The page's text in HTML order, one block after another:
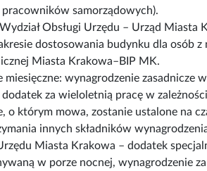
samorządowych).
Obsługi Urzędu – Urząd
dostosowania budynku dla osób
Miasta Krakowa–BIP MK.
miesięczne: wynagrodzenie zasadnicze
za wieloletnią pracę w
o którym mowa, zostanie ustalone na
innych składników
Miasta Krakowa – dodatek
w porze nocnej, wynagrodzenie